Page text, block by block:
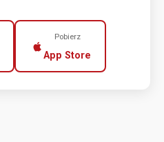
Pobierz
App Store